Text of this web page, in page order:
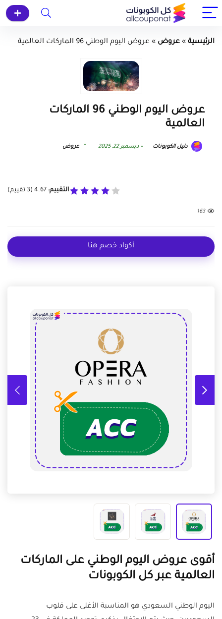
الرئيسية » عروض » عروض اليوم الوطني 96 الماركات العالمية
عروض اليوم الوطني 96 الماركات
العالمية
دليل الكوبونات ديسمبر 22, 2025 عروض
التقييم: 4.67
(
3 تقييم)
163
أكواد خصم هنا
أقوى عروض اليوم الوطني على الماركات
العالمية عبر كل الكوبونات
اليوم الوطني السعودي هو المناسبة الأغلى على قلوب